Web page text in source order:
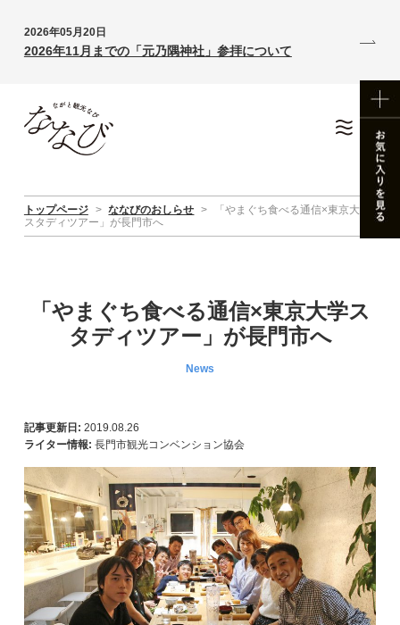
2026年05月20日
2026年11月までの「元乃隅神社」参拝について
トップページ > ななびのおしらせ >
「やまぐち食べる通信×東京大学
スタディツアー」が長門市へ
「やまぐち食べる通信×東京大学ス
タディツアー」が長門市へ
News
記事更新日: 2019.08.26
ライター情報: 長門市観光コンベンション協会